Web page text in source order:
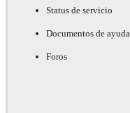
Status de servicio
Documentos de ayuda
Foros